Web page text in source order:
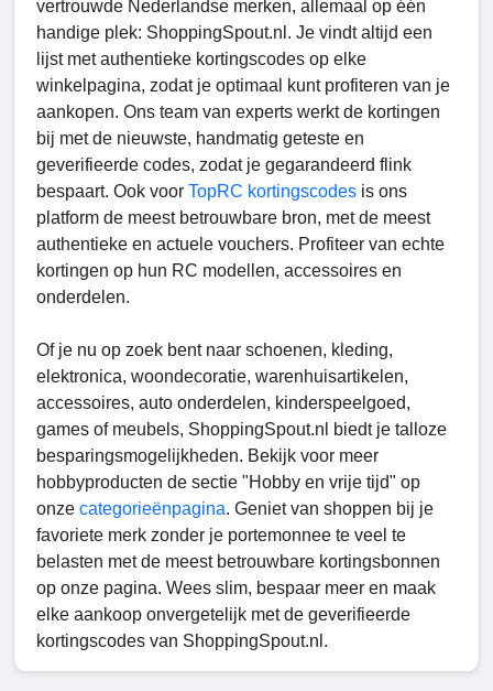
vertrouwde Nederlandse merken, allemaal op één
handige plek: ShoppingSpout.nl. Je vindt altijd een
lijst met authentieke kortingscodes op elke
winkelpagina, zodat je optimaal kunt profiteren van je
aankopen. Ons team van experts werkt de kortingen
bij met de nieuwste, handmatig geteste en
geverifieerde codes, zodat je gegarandeerd flink
bespaart. Ook voor TopRC kortingscodes is ons
platform de meest betrouwbare bron, met de meest
authentieke en actuele vouchers. Profiteer van echte
kortingen op hun RC modellen, accessoires en
onderdelen.
Of je nu op zoek bent naar schoenen, kleding,
elektronica, woondecoratie, warenhuisartikelen,
accessoires, auto onderdelen, kinderspeelgoed,
games of meubels, ShoppingSpout.nl biedt je talloze
besparingsmogelijkheden. Bekijk voor meer
hobbyproducten de sectie "Hobby en vrije tijd" op
onze categorieënpagina. Geniet van shoppen bij je
favoriete merk zonder je portemonnee te veel te
belasten met de meest betrouwbare kortingsbonnen
op onze pagina. Wees slim, bespaar meer en maak
elke aankoop onvergetelijk met de geverifieerde
kortingscodes van ShoppingSpout.nl.